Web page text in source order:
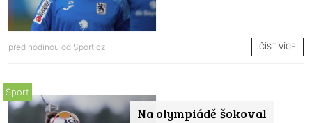
před hodinou od Sport.cz ČÍST VÍCE
Na olympiádě šokoval
Sport